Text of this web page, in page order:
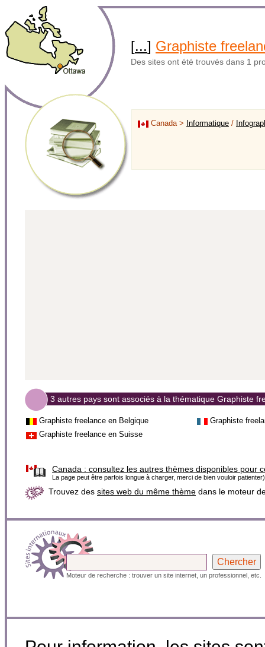
[...] Graphiste
Des sites ont été trouvés dans 1
Canada > Informatique /
3 autres pays sont associés à la thématique Graphiste
Graphiste freelance en Belgique
Graphiste
Graphiste freelance en Suisse
Canada : consultez les autres thèmes disponibles pour
La page peut être parfois longue à charger, merci de bien vouloir patienter)
Trouvez des sites web du même thème dans le moteur
Moteur de recherche : trouver un site internet, un professionnel, etc.